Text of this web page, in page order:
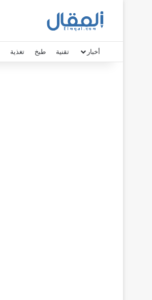
أخبار تقنية طبخ تغذية